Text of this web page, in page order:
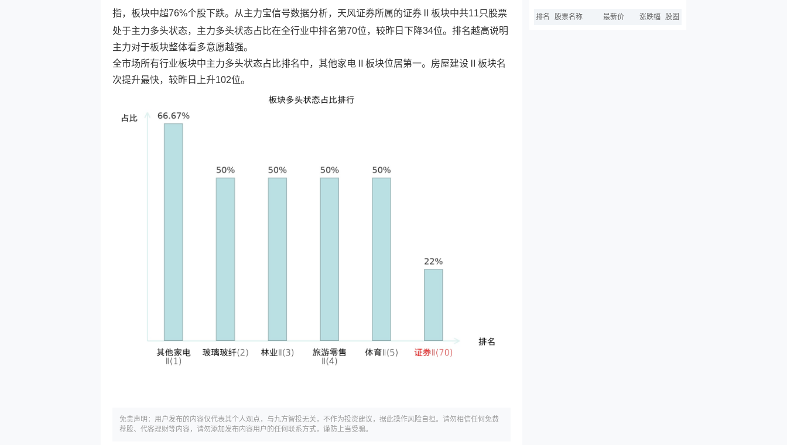
指，板块中超76%个股下跌。从主力宝信号数据分析， 天风证券所属的证券Ⅱ板块中共11只股票
处于主力多头状态，主力多头状态占比在全行业中排名第70位，较昨日下降34位。排名越高说明
主力对于板块整体看多意愿越强。
全市场所有行业板块中主力多头状态占比排名中，其他家电Ⅱ板块位居第一。房屋建设Ⅱ板块名
次提升最快，较昨日上升102位。
免责声明：用户发布的内容仅代表其个人观点，与九方智投无关，不作为投资建议，据此操作风险自担。请勿相信任何免费
荐股、代客理财等内容，请勿添加发布内容用户的任何联系方式，谨防上当受骗。
排名 股票名称 最新价 涨跌幅 股圈